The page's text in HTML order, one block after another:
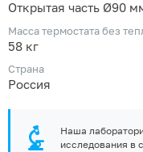
Открытая часть Ø90
Масса термостата без
58 кг
Страна
Россия
Наша
исследования в